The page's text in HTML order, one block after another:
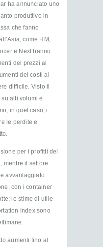
ha annunciato uno
produttivo in
che fanno
come HM,
e Next hanno
dei prezzi al
dei costi al
difficile. Visto il
alti volumi e
in quel caso, i
le perdite e
per i profitti del
mentre il settore
avvantaggiato
con i container
le stime di utile
Index sono
aumenti fino al